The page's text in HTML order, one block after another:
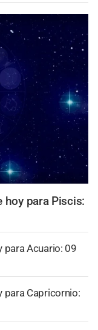
hoy para Piscis:
para Acuario: 09
para Capricornio: